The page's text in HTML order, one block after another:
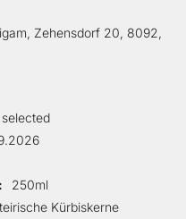
Zehensdorf 20, 8092,
250ml
Kürbiskerne